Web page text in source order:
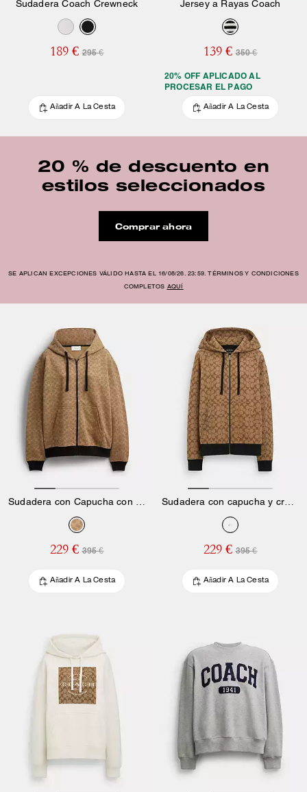
Sudadera Coach Crewneck
189 € 295 €
Añadir A La Cesta
Jersey a Rayas Coach
139 € 350 €
20% OFF APLICADO AL
PROCESAR EL PAGO
Añadir A La Cesta
20 % de descuento en
estilos seleccionados
Comprar ahora
SE APLICAN EXCEPCIONES VÁLIDO HASTA EL 16/08/26. 23:59. TÉRMINOS Y CONDICIONES
COMPLETOS AQUÍ
229 € 395 €
Añadir A La Cesta
229 € 395 €
Añadir A La Cesta